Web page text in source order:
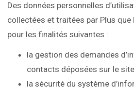
Des données personnelles
collectées et traitées par Plus que
pour les finalités suivantes :
la gestion des demandes
contacts déposées sur le
la sécurité du système